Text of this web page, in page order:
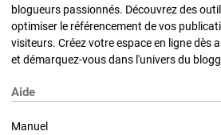
blogueurs passionnés. Découvrez des
optimiser le référencement de vos
visiteurs. Créez votre espace en ligne dès
et démarquez-vous dans l'univers du
Aide
Manuel